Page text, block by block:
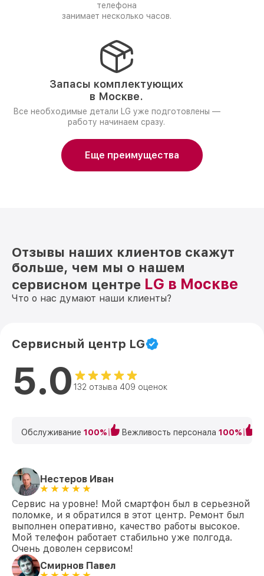
телефона
занимает несколько часов.
Запасы комплектующих
в Москве.
Все необходимые детали LG уже подготовлены —
работу начинаем сразу.
Еще преимущества
Отзывы наших клиентов скажут
больше, чем мы о нашем
сервисном центре LG в Москве
Что о нас думают наши клиенты?
Сервисный центр LG
5.0 132 отзыва 409 оценок
Обслуживание 100% Вежливость персонала 100%
Нестеров Иван
Сервис на уровне! Мой смартфон был в серьезной
поломке, и я обратился в этот центр. Ремонт был
выполнен оперативно, качество работы высокое.
Мой телефон работает стабильно уже полгода.
Очень доволен сервисом!
Смирнов Павел